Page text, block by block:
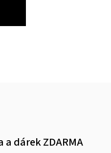
a dárek ZDARMA